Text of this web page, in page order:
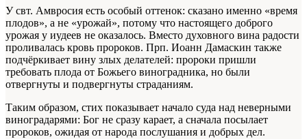
У свт. Амвросия есть особый оттенок: сказано именно «время
плодов», а не «урожай», потому что настоящего доброго
урожая у иудеев не оказалось. Вместо духовного вина радости
проливалась кровь пророков. Прп. Иоанн Дамаскин также
подчёркивает вину злых делателей: пророки пришли
требовать плода от Божьего виноградника, но были
отвергнуты и подвергнуты страданиям.
Таким образом, стих показывает начало суда над неверными
виноградарями: Бог не сразу карает, а сначала посылает
пророков, ожидая от народа послушания и добрых дел.